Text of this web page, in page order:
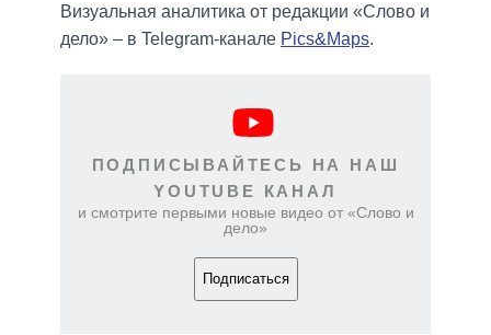
Визуальная аналитика от редакции «Слово и
дело» – в Telegram-канале Pics&Maps.
ПОДПИСЫВАЙТЕСЬ НА НАШ
YOUTUBE КАНАЛ
и смотрите первыми новые видео от «Слово и
дело»
Подписаться